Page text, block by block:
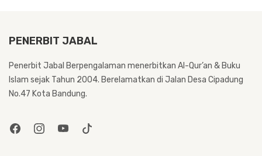
PENERBIT JABAL
Penerbit Jabal Berpengalaman menerbitkan Al-Qur’an & Buku
Islam sejak Tahun 2004. Berelamatkan di Jalan Desa Cipadung
No.47 Kota Bandung.